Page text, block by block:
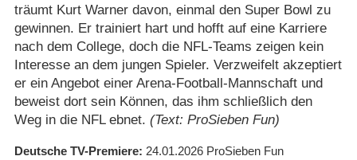
träumt Kurt Warner davon, einmal den Super Bowl zu
gewinnen. Er trainiert hart und hofft auf eine Karriere
nach dem College, doch die NFL-Teams zeigen kein
Interesse an dem jungen Spieler. Verzweifelt akzeptiert
er ein Angebot einer Arena-Football-Mannschaft und
beweist dort sein Können, das ihm schließlich den
Weg in die NFL ebnet. (Text: ProSieben Fun)
Deutsche TV-Premiere 24.01.2026 ProSieben Fun